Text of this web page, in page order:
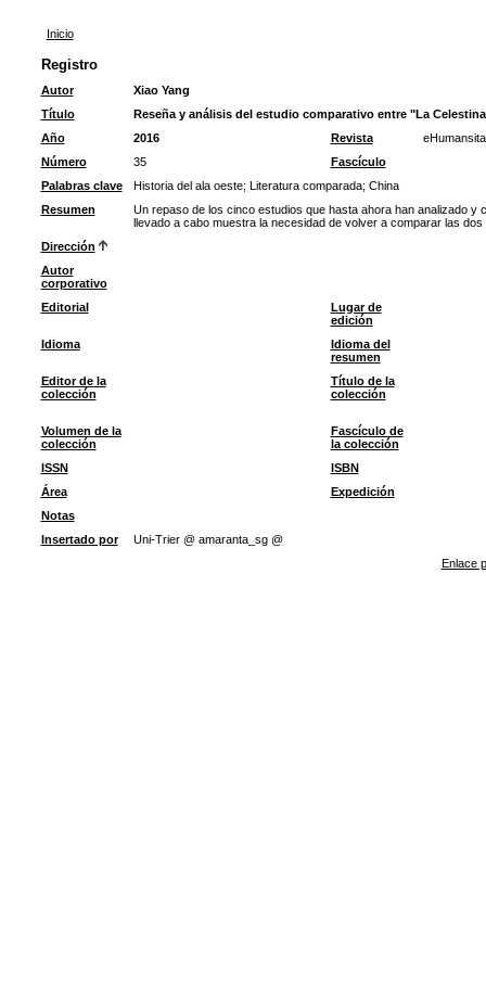
Inicio
Registro
Autor
Xiao Yang
Título
Reseña y análisis del estudio comparativo entre "La
Año
2016 Revista
eHumansita
Número
35
Fascículo
Palabras clave
Historia del ala oeste; Literatura comparada; China
Resumen
Un repaso de los cinco estudios que hasta ahora han analizado y
llevado a cabo muestra la necesidad de volver a comparar las
Dirección
Autor
corporativo
Editorial
Lugar de
edición
Idioma
Idioma del
resumen
Editor de la
colección
Título de la
colección
Volumen de la
colección
Fascículo de
la colección
ISSN
ISBN
Área
Expedición
Notas
Insertado por
Uni-Trier @ amaranta_sg @
Enlace